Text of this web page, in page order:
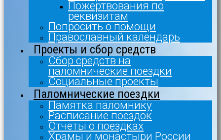
Пожертвования по
реквизитам
Попросить о помощи
Православный календарь
Проекты и сбор средств
Сбор средств на
паломнические поездки
Социальные проекты
Паломнические поездки
Памятка паломнику
Расписание поездок
Отчеты о поездках
Храмы и монастыри России